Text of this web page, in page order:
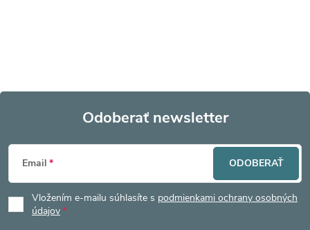
Z
á
p
Odoberať newsletter
Email
Vložením e-mailu súhlasíte s podmienkami ochrany osobných
údajov
ODOBERAŤ